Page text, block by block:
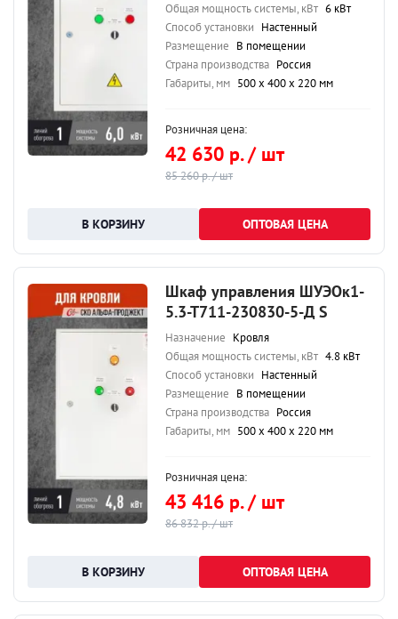
Общая мощность системы, кВт 6 кВт
Способ установки Настенный
Размещение В помещении
Страна производства Россия
Габариты, мм 500 х 400 х 220 мм
Розничная цена:
42 630 р. / шт
85 260 р. / шт
ОПТОВАЯ ЦЕНА
Шкаф управления ШУЭОк1-
5.3-Т711-230830-5-Д S
Назначение Кровля
Общая мощность системы, кВт 4.8 кВт
Способ установки Настенный
Размещение В помещении
Страна производства Россия
Габариты, мм 500 х 400 х 220 мм
Розничная цена:
43 416 р. / шт
86 832 р. / шт
ОПТОВАЯ ЦЕНА